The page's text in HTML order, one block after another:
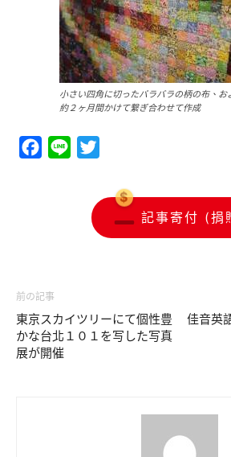
小さい四角に切ったバラバラの柄の布、お
約２ヶ月間かけて繋ぎ合わせて作成
Facebook
Line
記事寄付 (捐
前の記事
東京スカイツリーにて個性豊
かな台北１０１を写した写真
展が開催
佳音英